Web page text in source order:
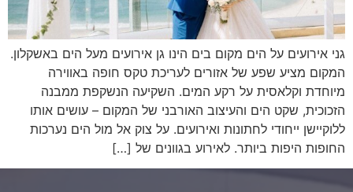
גני אירועים על הים מקום בים הינו גן אירועים מעל הים באשקלון.
המקום מציע שפע של אזורים לעריכת טקס חופה באווירה
מיוחדת וקלאסית על רקע המים. השקיעה הנשקפת ממבנה
הזכוכית, שקט הים והעיצוב האורבני של המקום – עושים אותו
ללוקיישן ייחודי לחתונות ואירועים. על צוק אל מול הים נערכות
החופות היפות ביותר. לאירוע בגוונים של […]